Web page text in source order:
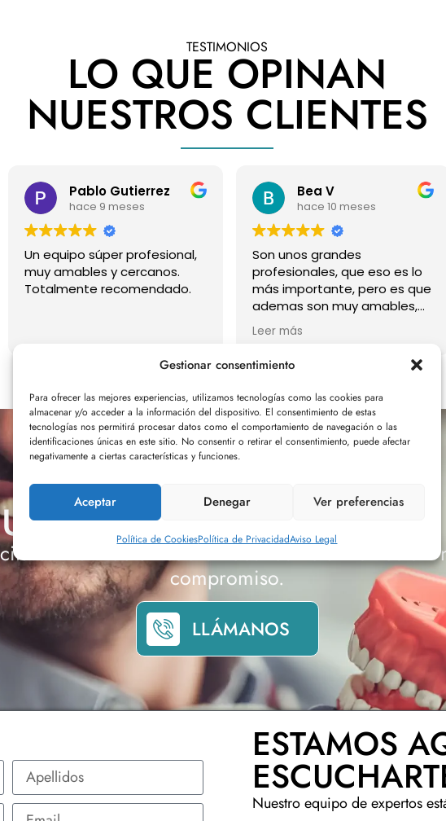
Gestionar consentimiento
Para ofrecer las mejores experiencias, utilizamos tecnologías como las cookies para
almacenar y/o acceder a la información del dispositivo. El consentimiento de estas
tecnologías nos permitirá procesar datos como el comportamiento de navegación o las
identificaciones únicas en este sitio. No consentir o retirar el consentimiento, puede afectar
negativamente a ciertas características y funciones.
Aceptar Denegar Ver preferencias
Política de CookiesPolítica de PrivacidadAviso Legal
TESTIMONIOS
LO QUE OPINAN
NUESTROS CLIENTES
Pablo Gutierrez
hace 9 meses
Un equipo súper profesional,
muy amables y cercanos.
Totalmente recomendado.
Bea V
hace 10 meses
Son unos grandes
profesionales, que eso es lo
más importante, pero es que
ademas son muy amables,
considerados y super
puntuales (algo que por
desgracia no suele ocurrir)
Leer más
MÁS
o información sobre nuestros tratamientos sin
compromiso.
LLÁMANOS
ESTAMOS
Nuestro equipo de expertos